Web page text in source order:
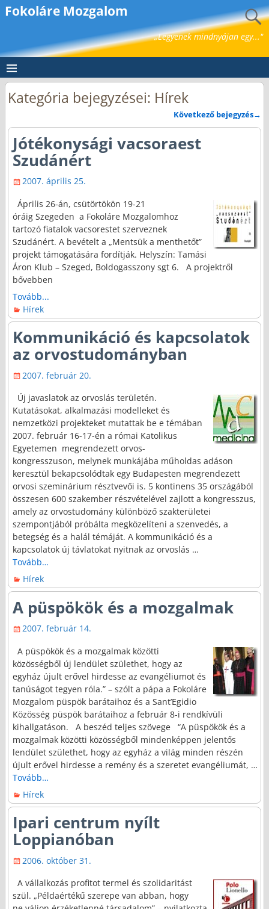
Fokoláre Mozgalom
„Legyenek mindnyájan egy..."
Kategória bejegyzései: Hírek
Bejegyzés navigáció
Következő bejegyzés→
Jótékonysági vacsoraest
Szudánért
2007. április 25.
Április 26-án, csütörtökön 19-21
óráig Szegeden a Fokoláre Mozgalomhoz
tartozó fiatalok vacsorestet szerveznek
Szudánért. A bevételt a „Mentsük a menthetőt”
projekt támogatására fordítják. Helyszín: Tamási
Áron Klub – Szeged, Boldogasszony sgt 6. A projektről
bővebben
Tovább...
Hírek
Kommunikáció és kapcsolatok
az orvostudományban
2007. február 20.
Új javaslatok az orvoslás területén.
Kutatásokat, alkalmazási modelleket és
nemzetközi projekteket mutattak be e témában
2007. február 16-17-én a római Katolikus
Egyetemen megrendezett orvos-
kongresszuson, melynek munkájába műholdas adáson
keresztül bekapcsolódtak egy Budapesten megrendezett
orvosi szeminárium résztvevői is. 5 kontinens 35 országából
összesen 600 szakember részvételével zajlott a kongresszus,
amely az orvostudomány különböző szakterületei
szempontjából próbálta megközelíteni a szenvedés, a
betegség és a halál témáját. A kommunikáció és a
kapcsolatok új távlatokat nyitnak az orvoslás …
Tovább…
Hírek
A püspökök és a mozgalmak
2007. február 14.
A püspökök és a mozgalmak közötti
közösségből új lendület születhet, hogy az
egyház újult erővel hirdesse az evangéliumot és
tanúságot tegyen róla.” – szólt a pápa a Fokoláre
Mozgalom püspök barátaihoz és a Sant’Egidio
Közösség püspök barátaihoz a február 8-i rendkívüli
kihallgatáson. A beszéd teljes szövege “A püspökök és a
mozgalmak közötti közösségből mindenképpen jelentős
lendület születhet, hogy az egyház a világ minden részén
újult erővel hirdesse a remény és a szeretet evangéliumát, …
Tovább…
Hírek
Ipari centrum nyílt
Loppianóban
2006. október 31.
A vállalkozás profitot termel és szolidaritást
szül. „Példaértékű szerepe van abban, hogy